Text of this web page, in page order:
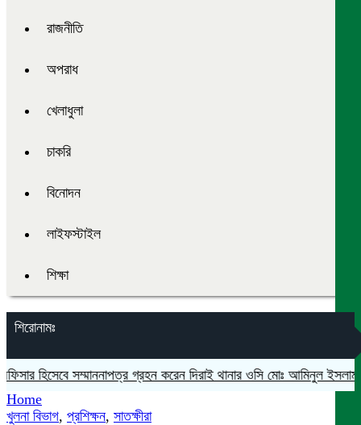
রাজনীতি
অপরাধ
খেলাধুলা
চাকরি
বিনোদন
লাইফস্টাইল
শিক্ষা
শিরোনামঃ
হিসেবে সম্মাননাপত্র গ্রহন করেন দিরাই থানার ওসি মোঃ আমিনুল ইসলাম
Home
খুলনা বিভাগ, প্রশিক্ষন, সাতক্ষীরা